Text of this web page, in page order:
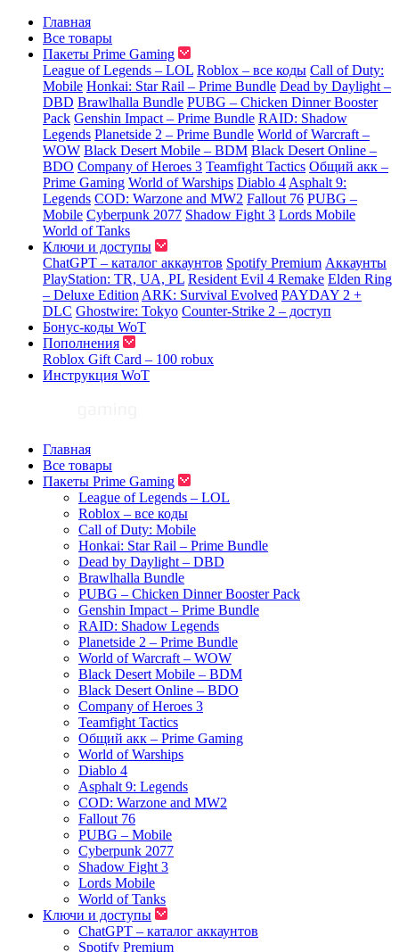
Главная
Все товары
Пакеты Prime Gaming
League of Legends – LOL Roblox – все коды Call of Duty:
Mobile Honkai: Star Rail – Prime Bundle Dead by Daylight –
DBD Brawlhalla Bundle PUBG – Chicken Dinner Booster
Pack Genshin Impact – Prime Bundle RAID: Shadow
Legends Planetside 2 – Prime Bundle World of Warcraft –
WOW Black Desert Mobile – BDM Black Desert Online –
BDO Company of Heroes 3 Teamfight Tactics Общий акк –
Prime Gaming World of Warships Diablo 4 Asphalt 9:
Legends COD: Warzone and MW2 Fallout 76 PUBG –
Mobile Cyberpunk 2077 Shadow Fight 3 Lords Mobile
World of Tanks
Ключи и доступы
ChatGPT – каталог аккаунтов Spotify Premium Аккаунты
PlayStation: TR, UA, PL Resident Evil 4 Remake Elden Ring
– Deluxe Edition ARK: Survival Evolved PAYDAY 2 +
DLC Ghostwire: Tokyo Counter-Strike 2 – доступ
Бонус-коды WoT
Пополнения
Roblox Gift Card – 100 robux
Инструкция WoT
Главная
Все товары
Пакеты Prime Gaming
League of Legends – LOL
Roblox – все коды
Call of Duty: Mobile
Honkai: Star Rail – Prime Bundle
Dead by Daylight – DBD
Brawlhalla Bundle
PUBG – Chicken Dinner Booster Pack
Genshin Impact – Prime Bundle
RAID: Shadow Legends
Planetside 2 – Prime Bundle
World of Warcraft – WOW
Black Desert Mobile – BDM
Black Desert Online – BDO
Company of Heroes 3
Teamfight Tactics
Общий акк – Prime Gaming
World of Warships
Diablo 4
Asphalt 9: Legends
COD: Warzone and MW2
Fallout 76
PUBG – Mobile
Cyberpunk 2077
Shadow Fight 3
Lords Mobile
World of Tanks
Ключи и доступы
ChatGPT – каталог аккаунтов
Spotify Premium